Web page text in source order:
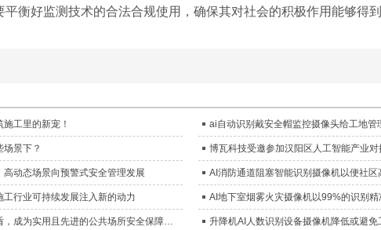
衡好监测技术的合法合规使用，确保其对社会的积极作用能够得到
工里的新宠！
景下？ 博瓦科技受邀参加汉阳区人工智能产业
动态场景向预警式安全管理发展 AI消防通道阻塞智能识别摄像机以便社区
行业可持续发展注入新的动力
AI老人摔倒识别摄像机降低了医患矛盾，成为实用且先进的公共场所安全保障工具 升降机AI人数识别设备摄像机降低或避免